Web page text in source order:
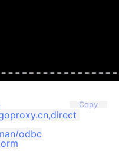
Copy
odbc